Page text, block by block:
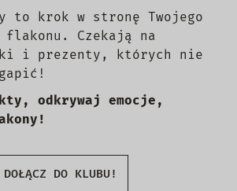
to krok w stronę Twojego
flakonu. Czekają na
i prezenty, których nie
odkrywaj emocje,
DOŁĄCZ DO KLUBU!